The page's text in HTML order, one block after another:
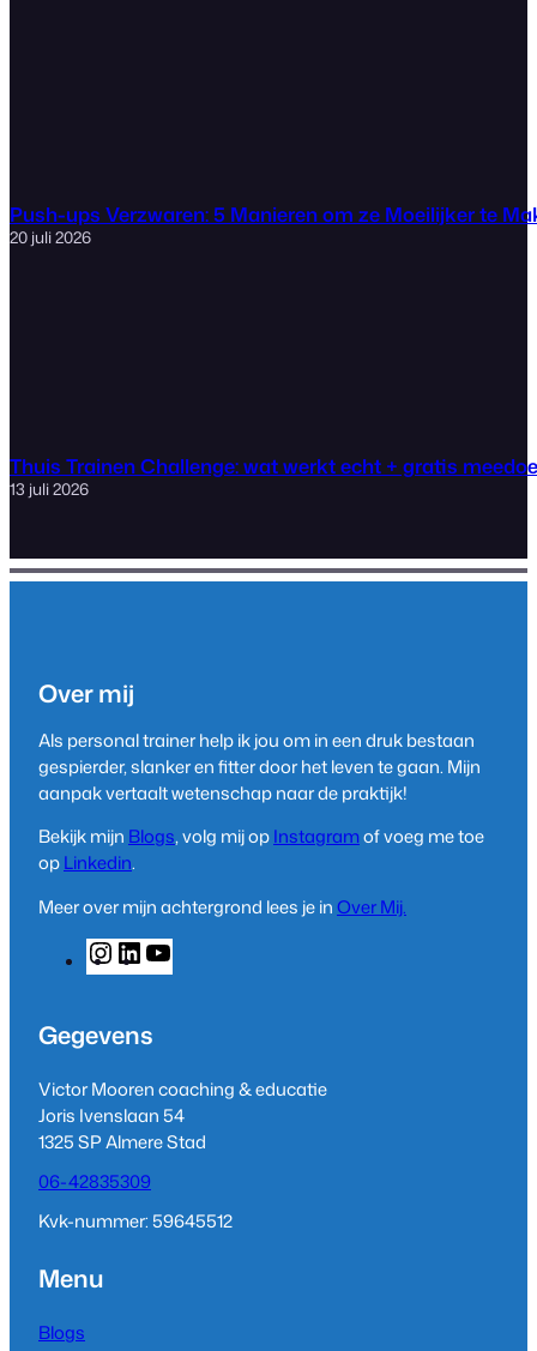
Push-ups Verzwaren: 5 Manieren om ze Moeilijker te
20 juli 2026
Thuis Trainen Challenge: wat werkt echt + gratis
13 juli 2026
Over mij
Als personal trainer help ik jou om in een druk bestaan
gespierder, slanker en fitter door het leven te gaan. Mijn
aanpak vertaalt wetenschap naar de praktijk!
Bekijk mijn Blogs, volg mij opInstagramof voeg me toe
opLinkedin.
Meer over mijn achtergrond lees je inOver Mij.
n
t
g
r
a
L
i
k
d
I
n
o
b
e
Gegevens
Victor Mooren coaching & educatie
Joris Ivenslaan 54
1325 SP Almere Stad
06-42835309
Kvk-nummer: 59645512
Menu
Blogs